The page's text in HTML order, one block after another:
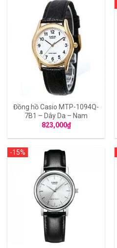
Đồng hồ Casio MTP-1094Q-
7B1 – Dây Da – Nam
823,000₫
-15%